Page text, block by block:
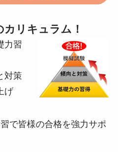
リキュラム！
力習
対策
げ
で皆様の合格を強力サポ